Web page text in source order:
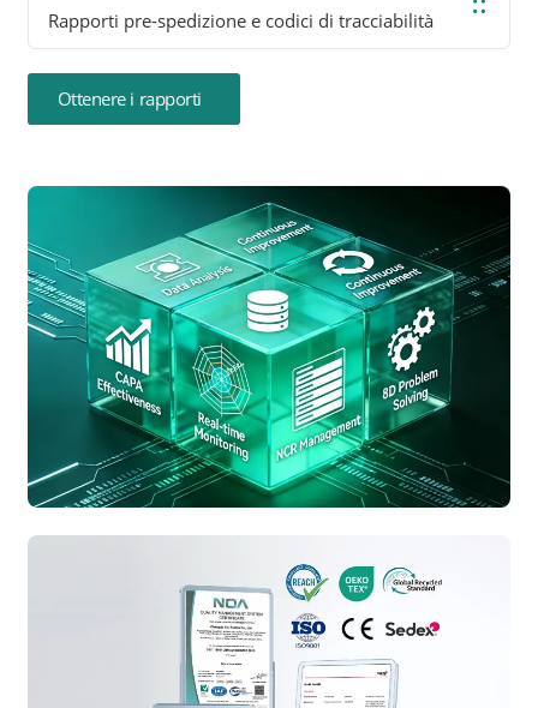
Rapporti pre-spedizione e codici di tracciabilità
Ottenere i rapporti